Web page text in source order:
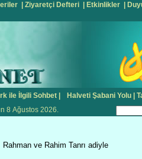
Ziyaretçi Defteri Etkinlikler
ile İlgili Sohbet Halveti Şabani Yolu
8 Ağustos 2026.
Rahman ve Rahim Tanrı adiyle